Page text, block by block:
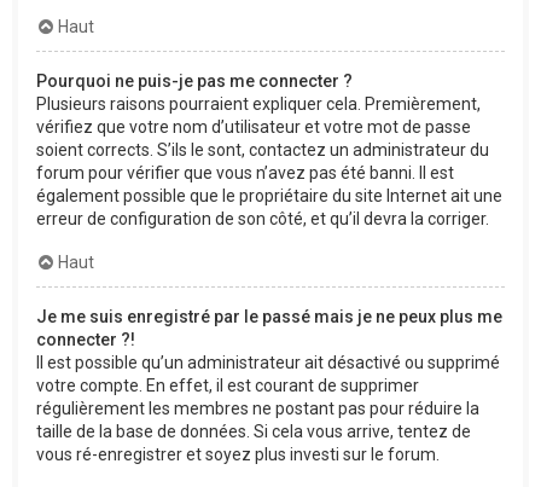
Haut
Pourquoi ne puis-je pas me connecter ?
Plusieurs raisons pourraient expliquer cela. Premièrement,
vérifiez que votre nom d’utilisateur et votre mot de passe
soient corrects. S’ils le sont, contactez un administrateur du
forum pour vérifier que vous n’avez pas été banni. Il est
également possible que le propriétaire du site Internet ait une
erreur de configuration de son côté, et qu’il devra la corriger.
Haut
Je me suis enregistré par le passé mais je ne peux plus me
connecter ?!
Il est possible qu’un administrateur ait désactivé ou supprimé
votre compte. En effet, il est courant de supprimer
régulièrement les membres ne postant pas pour réduire la
taille de la base de données. Si cela vous arrive, tentez de
vous ré-enregistrer et soyez plus investi sur le forum.